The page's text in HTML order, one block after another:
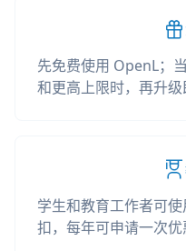
先免费使用 OpenL；
和更高上限时，再升级
学生和教育工作者可
扣，每年可申请一次优